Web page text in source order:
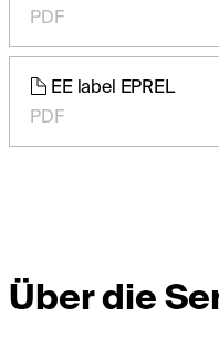
PDF
EE label EPREL
PDF
Über die